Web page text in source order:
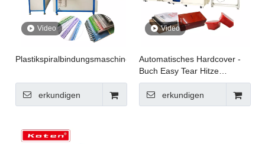
Video
Plastikspiralbindungsmaschine
erkundigen
Video
Automatisches Hardcover -
Buch Easy Tear Hitze
Schrumpfpackmaschine
erkundigen